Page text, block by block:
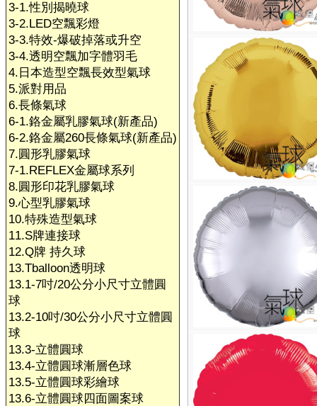
3-1.性別揭曉球
3-2.LED空飄彩燈
3-3.特效-爆破掉落或升空
3-4.透明空飄加字體羽毛
4.日本造型空飄長效型氣球
5.派對用品
6.長條氣球
6-1.鉻金屬乳膠氣球(新產品)
6-2.鉻金屬260長條氣球(新產品)
7.圓形乳膠氣球
7-1.REFLEX金屬球系列
8.圓形印花乳膠氣球
9.心型乳膠氣球
10.特殊造型氣球
11.S牌連接球
12.Q牌 持久球
13.Tballoon透明球
13.1-7吋/20公分小尺寸立體圓
球
13.2-10吋/30公分小尺寸立體圓
球
13.3-立體圓球
13.4-立體圓球漸層色球
13.5-立體圓球彩繪球
13.6-立體圓球四面圖案球